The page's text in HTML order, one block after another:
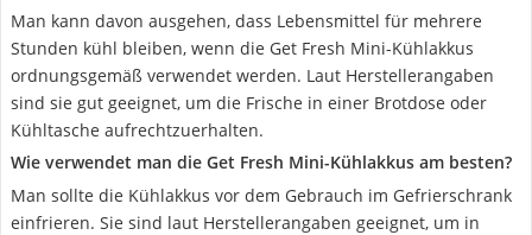
Man kann davon ausgehen, dass Lebensmittel für mehrere
Stunden kühl bleiben, wenn die Get Fresh Mini-Kühlakkus
ordnungsgemäß verwendet werden. Laut Herstellerangaben
sind sie gut geeignet, um die Frische in einer Brotdose oder
Kühltasche aufrechtzuerhalten.
Wie verwendet man die Get Fresh Mini-Kühlakkus am besten?
Man sollte die Kühlakkus vor dem Gebrauch im Gefrierschrank
einfrieren. Sie sind laut Herstellerangaben geeignet, um in